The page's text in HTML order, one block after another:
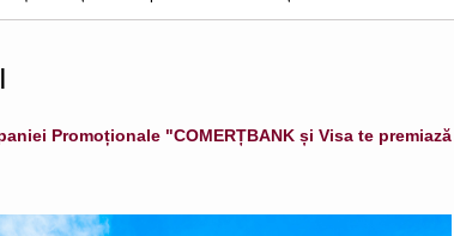
Promoționale "COMERȚBANK și Visa te premiază